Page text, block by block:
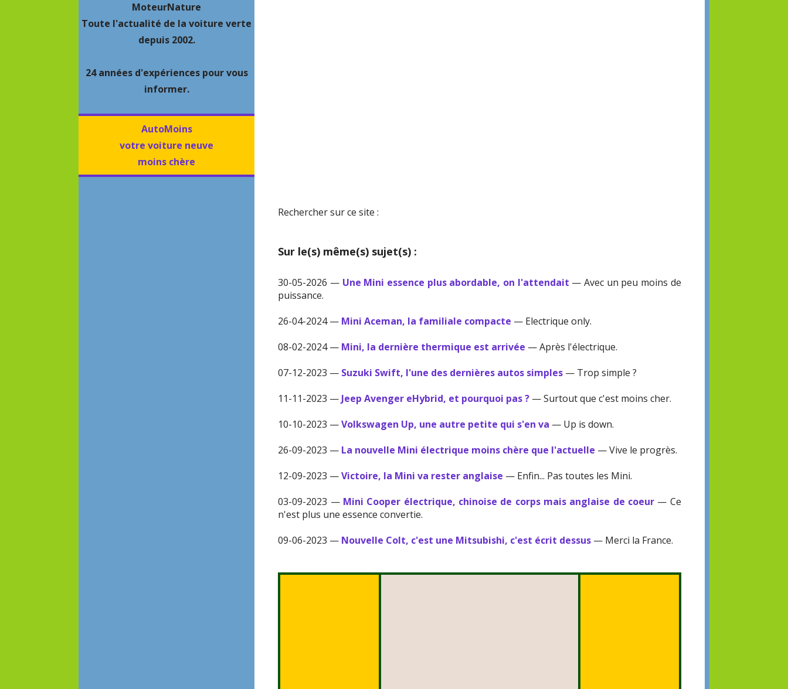
MoteurNature
Toute l'actualité de la voiture verte
depuis 2002.
24 années d'expériences pour vous
informer.
AutoMoins
votre voiture neuve
moins chère
Rechercher sur ce site :
Sur le(s) même(s) sujet(s) :
30-05-2026 — Une Mini essence plus abordable, on l'attendait — Avec un peu moins de
puissance.
26-04-2024 — Mini Aceman, la familiale compacte — Electrique only.
08-02-2024 — Mini, la dernière thermique est arrivée — Après l'électrique.
07-12-2023 — Suzuki Swift, l'une des dernières autos simples — Trop simple ?
11-11-2023 — Jeep Avenger eHybrid, et pourquoi pas ? — Surtout que c'est moins cher.
10-10-2023 —Volkswagen Up, une autre petite qui s'en va — Up is down.
26-09-2023 — La nouvelle Mini électrique moins chère que l'actuelle — Vive le progrès.
12-09-2023 —Victoire, la Mini va rester anglaise — Enfin... Pas toutes les Mini.
03-09-2023 — Mini Cooper électrique, chinoise de corps mais anglaise de coeur— Ce
n'est plus une essence convertie.
09-06-2023 — Nouvelle Colt, c'est une Mitsubishi, c'est écrit dessus — Merci la France.